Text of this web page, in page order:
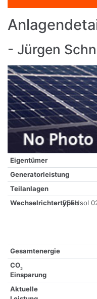
- Jürgen
Eigentümer
Generatorleistung
Teilanlagen
Wechselrichtertypen
REFUsol
Gesamtenergie
CO2
Einsparung
Aktuelle